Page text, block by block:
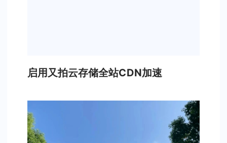
启用又拍云存储全站CDN加速